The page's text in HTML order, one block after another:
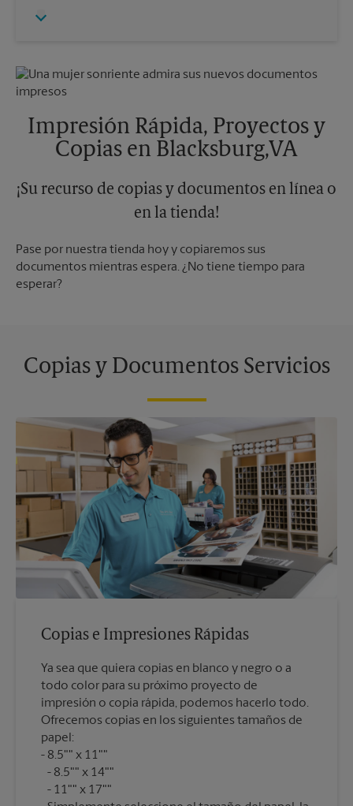
Viernes
Lunes
5:30 PM
Martes
Impresión Rápida, Proyectos y
Copias en Blacksburg,VA
¡Su recurso de copias y documentos en línea o
en la tienda!
Pase por nuestra tienda hoy y copiaremos sus
documentos mientras espera. ¿No tiene tiempo para
esperar?
Copias y Documentos Servicios
Copias e Impresiones Rápidas
Ya sea que quiera copias en blanco y negro o a
todo color para su próximo proyecto de
impresión o copia rápida, podemos hacerlo todo.
Ofrecemos copias en los siguientes tamaños de
papel:
8.5"" x 11""
8.5"" x 14""
11"" x 17""